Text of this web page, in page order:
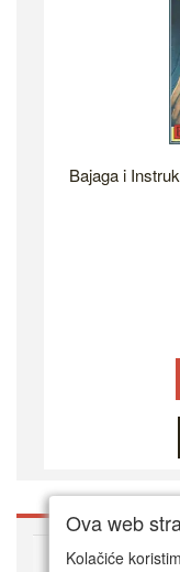
Bajaga i
O DVD Zoni
Ova web
Kolačiće